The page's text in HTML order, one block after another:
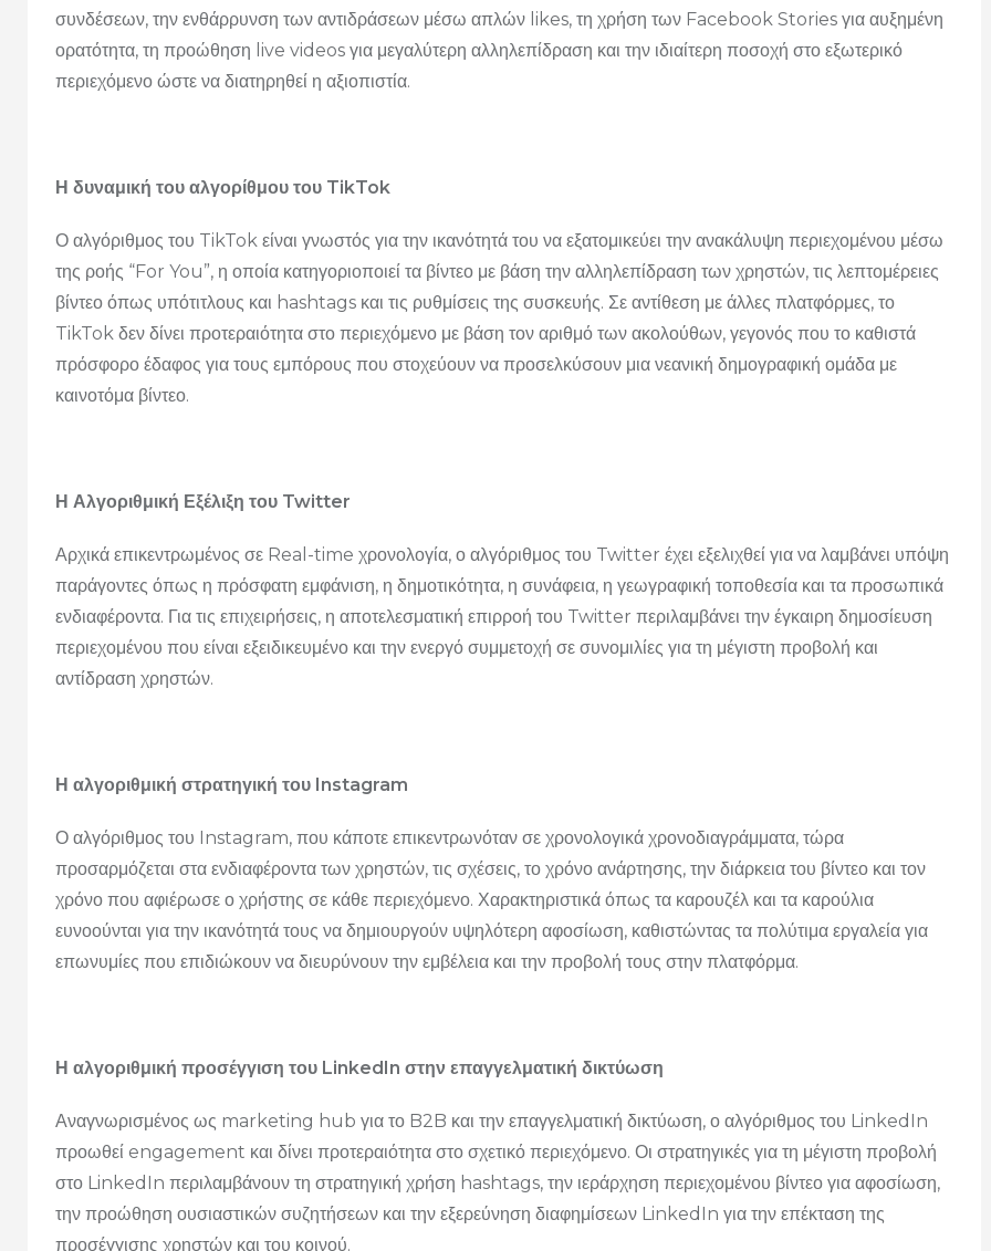
συνδέσεων, την ενθάρρυνση των αντιδράσεων μέσω απλών likes, τη χρήση των Facebook Stories για αυξημένη
ορατότητα, τη προώθηση live videos για μεγαλύτερη αλληλεπίδραση και την ιδιαίτερη ποσοχή στο εξωτερικό
περιεχόμενο ώστε να διατηρηθεί η αξιοπιστία.
Η δυναμική του αλγορίθμου του TikTok
Ο αλγόριθμος του TikTok είναι γνωστός για την ικανότητά του να εξατομικεύει την ανακάλυψη περιεχομένου μέσω
της ροής “For You”, η οποία κατηγοριοποιεί τα βίντεο με βάση την αλληλεπίδραση των χρηστών, τις λεπτομέρειες
βίντεο όπως υπότιτλους και hashtags και τις ρυθμίσεις της συσκευής. Σε αντίθεση με άλλες πλατφόρμες, το
TikTok δεν δίνει προτεραιότητα στο περιεχόμενο με βάση τον αριθμό των ακολούθων, γεγονός που το καθιστά
πρόσφορο έδαφος για τους εμπόρους που στοχεύουν να προσελκύσουν μια νεανική δημογραφική ομάδα με
καινοτόμα βίντεο.
Η Αλγοριθμική Εξέλιξη του Twitter
Αρχικά επικεντρωμένος σε Real-time χρονολογία, ο αλγόριθμος του Twitter έχει εξελιχθεί για να λαμβάνει υπόψη
παράγοντες όπως η πρόσφατη εμφάνιση, η δημοτικότητα, η συνάφεια, η γεωγραφική τοποθεσία και τα προσωπικά
ενδιαφέροντα. Για τις επιχειρήσεις, η αποτελεσματική επιρροή του Twitter περιλαμβάνει την έγκαιρη δημοσίευση
περιεχομένου που είναι εξειδικευμένο και την ενεργό συμμετοχή σε συνομιλίες για τη μέγιστη προβολή και
αντίδραση χρηστών.
Η αλγοριθμική στρατηγική του Instagram
Ο αλγόριθμος του Instagram, που κάποτε επικεντρωνόταν σε χρονολογικά χρονοδιαγράμματα, τώρα
προσαρμόζεται στα ενδιαφέροντα των χρηστών, τις σχέσεις, το χρόνο ανάρτησης, την διάρκεια του βίντεο και τον
χρόνο που αφιέρωσε ο χρήστης σε κάθε περιεχόμενο. Χαρακτηριστικά όπως τα καρουζέλ και τα καρούλια
ευνοούνται για την ικανότητά τους να δημιουργούν υψηλότερη αφοσίωση, καθιστώντας τα πολύτιμα εργαλεία για
επωνυμίες που επιδιώκουν να διευρύνουν την εμβέλεια και την προβολή τους στην πλατφόρμα.
Η αλγοριθμική προσέγγιση του LinkedIn στην επαγγελματική δικτύωση
Αναγνωρισμένος ως marketing hub για το B2B και την επαγγελματική δικτύωση, ο αλγόριθμος του LinkedIn
προωθεί engagement και δίνει προτεραιότητα στο σχετικό περιεχόμενο. Οι στρατηγικές για τη μέγιστη προβολή
στο LinkedIn περιλαμβάνουν τη στρατηγική χρήση hashtags, την ιεράρχηση περιεχομένου βίντεο για αφοσίωση,
την προώθηση ουσιαστικών συζητήσεων και την εξερεύνηση διαφημίσεων LinkedIn για την επέκταση της
προσέγγισης χρηστών και του κοινού.